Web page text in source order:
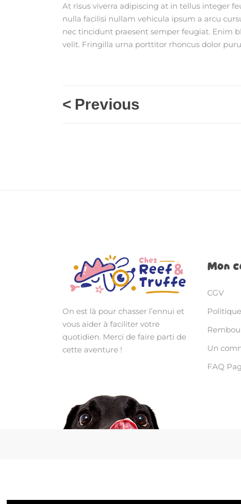
At risus viverra adipiscing at in tellus integer
nulla facilisi nullam vehicula ipsum a arcu
nec tincidunt praesent semper feugiat. Enim
velit. Fringilla urna porttitor rhoncus dolor
< Previous
On est là pour chasser l’ennui et
vous aider à faciliter votre
quotidien. Merci de faire parti de
cette aventure !
Mon
CGV
Un
FAQ